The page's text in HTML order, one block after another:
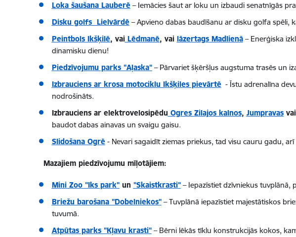
Loka šaušana Lauberē– Iemācies šaut ar loku un izbaudi senatnīgās
Disku golfs Lielvārdē– Apvieno dabas baudīšanu ar disku golfa spēli,
Peintbols Ikšķilē, vaiLēdmanē, vai lāzertags Madlienā– Enerģiska
dinamisku dienu!
Piedzīvojumu parks "Aļaska"– Pārvariet šķēršļus augstuma trasēs un
Izbrauciens ar krosa motociklu Ikšķiles pievārtē- Īstu adrenalīna
nodrošināts.
Izbrauciens ar elektrovelosipēdu Ogres Zilajos kalnos, Jumpravasvai
baudot dabas ainavas un svaigu gaisu.
Slidošana Ogrē- Nevari sagaidīt ziemas priekus, tad visu cauru gadu,
Mazajiem piedzīvojumu mīļotājiem:
Mini Zoo "Iks park"un "Skaistkrasti"– Iepazīstiet dzīvniekus tuvplānā,
Briežu barošana "Dobelniekos"– Tuvplānā iepazīstiet majestātiskos
tuvumā.
Atpūtas parks "Kļavu krasti"– Bērni lēkās tīklu konstrukcijās kokos,